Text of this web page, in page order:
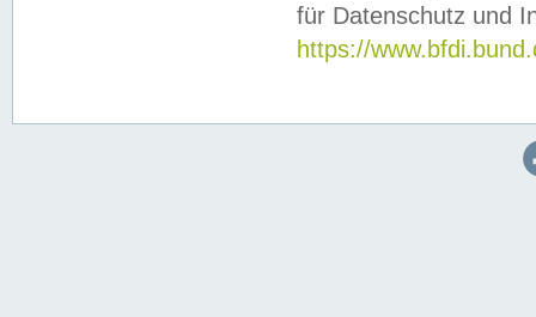
für Datenschutz und
https://